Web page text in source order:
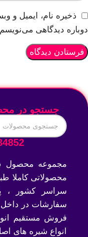
ذخیره نام، ایمیل و
دوباره دیدگاهی
جستجو در
مجموعه محصول
محصولاتی کاملا
سراسر کشور ،
سفارشات در داخل
فروش مستقیم
انواع شیره های